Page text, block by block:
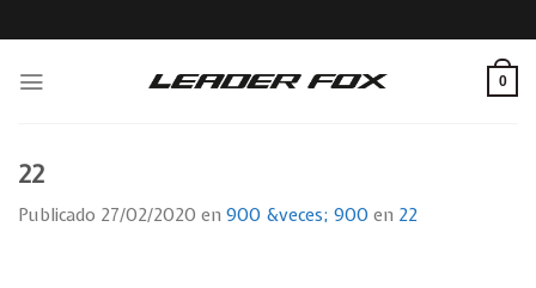
to
0
22
Publicado 27/02/2020 en 900 &veces; 900 en 22